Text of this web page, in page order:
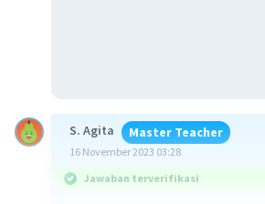
S. Agita Master Teacher
16 November 2023 03:28
Jawaban terverifikasi